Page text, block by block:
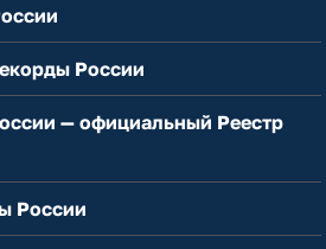
России
— официальный Реестр
России